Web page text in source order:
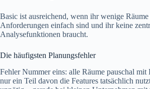
Basic ist ausreichend, wenn ihr wenige
Anforderungen einfach sind und ihr keine
Analysefunktionen braucht.
Die häufigsten Planungsfehler
Fehler Nummer eins: alle Räume pauschal
nur ein Teil davon die Features tatsächlich